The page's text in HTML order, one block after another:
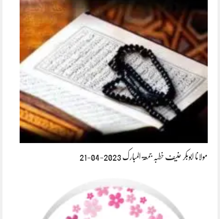
مولانا ابوبکر حنیف خطبہ جمعۃ المبارک 2023-04-21